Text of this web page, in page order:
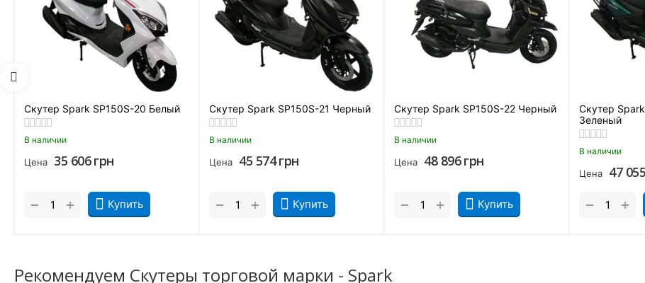
Размеры Колеса/
Диска (задние)
3,50-10
Материал дисков Легкосплавные литые
Скутеры 150 см. куб. Spark
Скутер Spark SP150S-20 Белый
В наличии
Цена 35 606грн
Купить
+
−
Скутер Spark SP150S-21 Черный
В наличии
Цена 45 574грн
Купить
+
−
Скутер Spark SP150S-22 Черный
В наличии
Цена 48 896грн
Купить
+
−
Скутер
Зеленый
В наличии
Цена 47 055
+
−
Рекомендуем Скутеры торговой марки - Spark